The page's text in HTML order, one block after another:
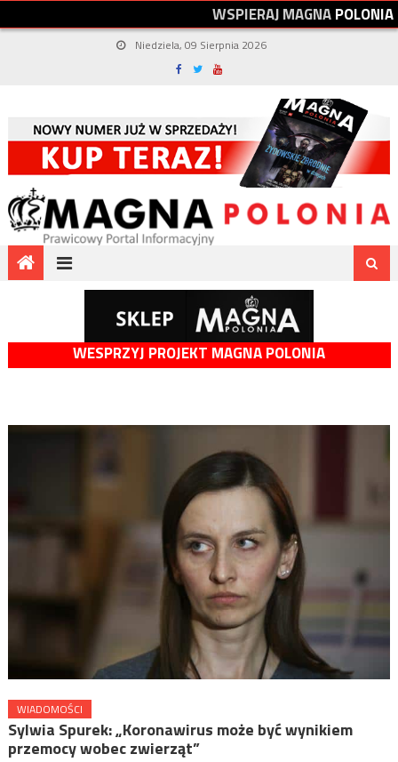
WSPIERAJMAGNAPOLONIA
Niedziela, 09 Sierpnia 2026
WESPRZYJ PROJEKT MAGNA POLONIA
WIADOMOŚCI
Sylwia Spurek: „Koronawirus może być wynikiem
przemocy wobec zwierząt”